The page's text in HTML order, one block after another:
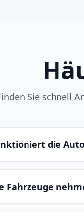
Sie schnell
die
Fahrzeuge